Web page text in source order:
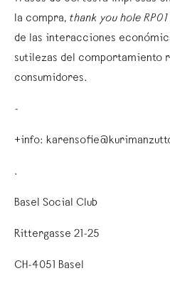
la compra, thank you hole RP01
de las interacciones
sutilezas del comportamiento
consumidores.
-
+info:
.
Basel Social Club
Rittergasse 21-25
CH-4051 Basel